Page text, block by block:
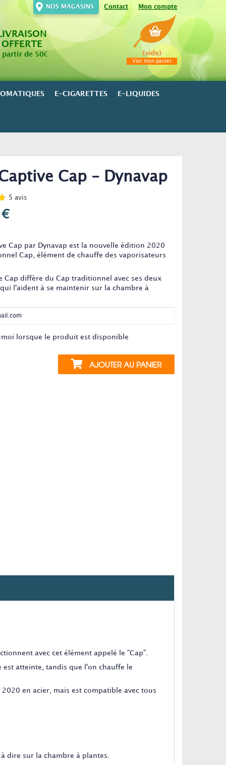
Mon compte
Contact
NOS MAGASINS
OFFERTE
partir de 50€ (vide)
Voir mon panier
E-CIGARETTES E-LIQUIDES
Captive Cap - Dynavap
5 avis
Cap par Dynavap est la nouvelle édition 2020
Cap, élément de chauffe des vaporisateurs
Cap diffère du Cap traditionnel avec ses deux
l'aident à se maintenir sur la chambre à
moi lorsque le produit est disponible
AJOUTER AU PANIER
avec cet élément appelé le "Cap".
atteinte, tandis que l'on chauffe le
en acier, mais est compatible avec tous
dire sur la chambre à plantes.